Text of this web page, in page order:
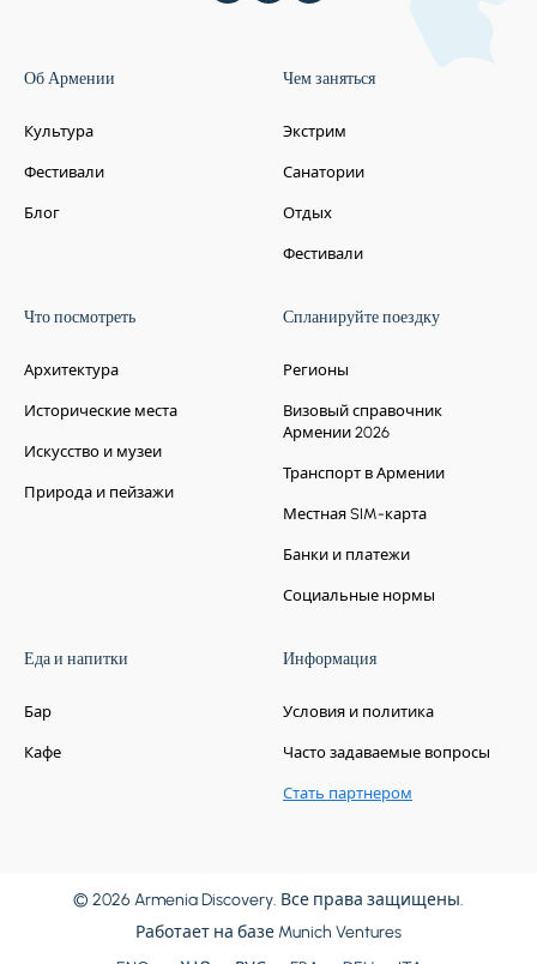
Об Армении
Культура
Фестивали
Блог
Чем заняться
Экстрим
Санатории
Отдых
Фестивали
Что посмотреть
Архитектура
Исторические места
Искусство и музеи
Природа и пейзажи
Спланируйте поездку
Регионы
Визовый справочник
Армении 2026
Транспорт в Армении
Местная SIM-карта
Банки и платежи
Социальные нормы
Еда и напитки
Бар
Кафе
Информация
Условия и политика
Часто задаваемые вопросы
Стать партнером
© 2026 Armenia Discovery. Все права защищены.
Работает на базе Munich Ventures